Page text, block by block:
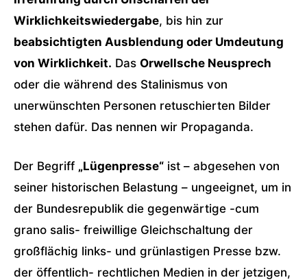
Wirklichkeitswiedergabe, bis hin zur
beabsichtigten Ausblendung oder Umdeutung
von Wirklichkeit. Das Orwellsche Neusprech
oder die während des Stalinismus von
unerwünschten Personen retuschierten Bilder
stehen dafür. Das nennen wir Propaganda.
Der Begriff „Lügenpresse“ ist – abgesehen von
seiner historischen Belastung – ungeeignet, um in
der Bundesrepublik die gegenwärtige -cum
grano salis- freiwillige Gleichschaltung der
großflächig links- und grünlastigen Presse bzw.
der öffentlich- rechtlichen Medien in der jetzigen,